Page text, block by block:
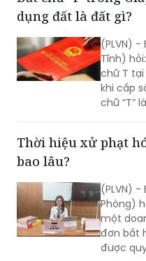
(PLVN) -
Tĩnh)
chữ T
khi cấp
chữ “T”
đình tôi
chữ “T”
phải
Thời hiệu xử phạt
(PLVN) -
một
đơn bất
được
xử phạt
lâu?
Giáo viên quay lại